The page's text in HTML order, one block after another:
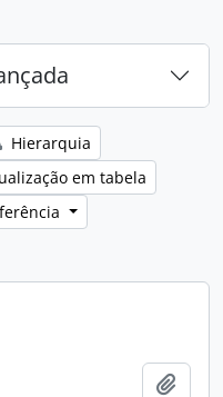
Hierarquia
em tabela